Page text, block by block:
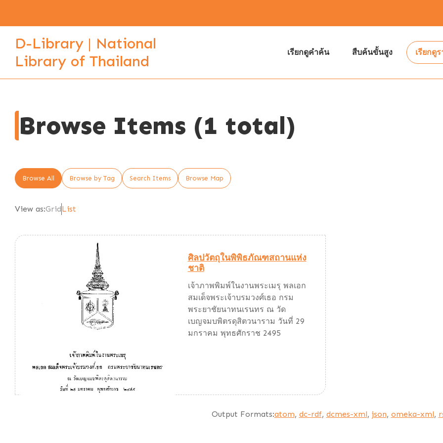
D-Library | National
Library of Thailand
เรียกดูคำค้น สืบค้นขั้นสูง เรียกดู
Browse Items (1 total)
Browse All Browse by Tag Search Items Browse Map
View as:GridList
ศิลปวัตถุในพิพิธภัณฑสถานแห่ง
ชาติ
เจ้าภาพพิมพ์ในงานพระเมรุ พลเอก
สมเด็จพระเจ้าบรมวงศ์เธอ กรม
พระยาชัยนาทนเรนทร ณ วัด
เบญจมบพิตรดุสิตวนาราม วันที่ 29
มกราคม พุทธศักราช 2495
Output Formats:atom, dc-rdf, dcmes-xml, json, omeka-xml,